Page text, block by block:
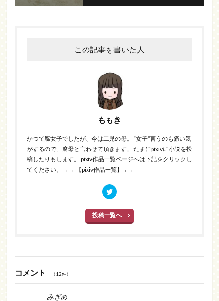
この記事を書いた人
ももき
かつて腐女子でしたが、今は二児の母。 “女子”言うのも痛い気
がするので、腐母と言わせて頂きます。 たまにpixivに小説を投
稿したりもします。 pixiv作品一覧ページへは下記をクリックし
てください。
→→ 【pixiv作品一覧】 ←←
投稿一覧へ
コメント （12件）
みぎめ